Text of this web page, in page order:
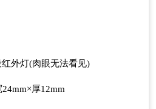
外灯(肉眼无法看见)
厚12mm